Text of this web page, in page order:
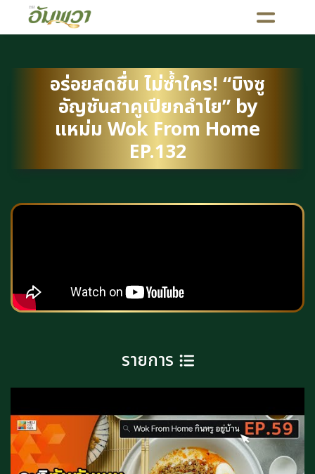
อร่อยสดชื่น ไม่ซ้ำใคร! “บิงซู
อัญชันสาคูเปียกลำไย” by
แหม่ม Wok From Home
EP.132
รายการ